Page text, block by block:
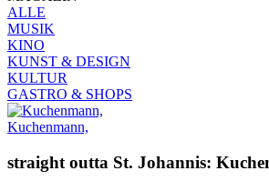
ALLE
MUSIK
KINO
KUNST & DESIGN
KULTUR
GASTRO & SHOPS
Kuchenmann,
straight outta St. Johannis: